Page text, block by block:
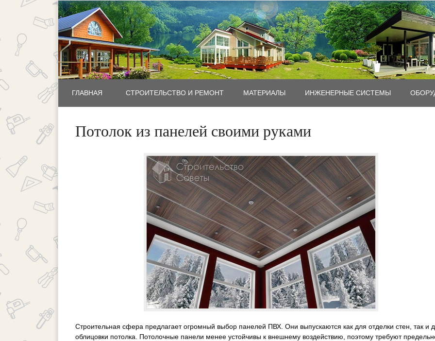
ГЛАВНАЯ СТРОИТЕЛЬСТВО И РЕМОНТ MАТЕРИАЛЫ ИНЖЕНЕРНЫЕ СИСТЕМЫ
Потолок из панелей своими руками
Строительная сфера предлагает огромный выбор панелей ПВХ. Они выпускаются как для отделки стен, так и
облицовки потолка. Потолочные панели менее устойчивы к внешнему воздействию, поэтому требуют